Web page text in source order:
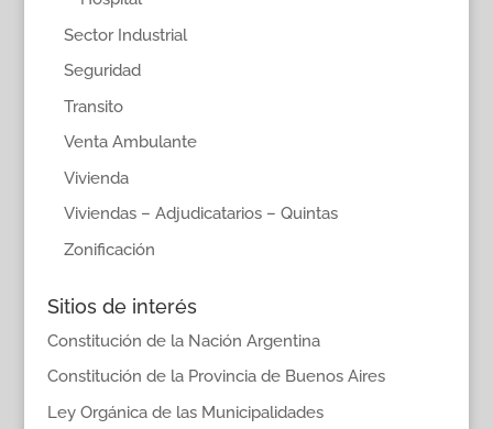
Sector Industrial
Seguridad
Transito
Venta Ambulante
Vivienda
Viviendas – Adjudicatarios – Quintas
Zonificación
Sitios de interés
Constitución de la Nación Argentina
Constitución de la Provincia de Buenos Aires
Ley Orgánica de las Municipalidades